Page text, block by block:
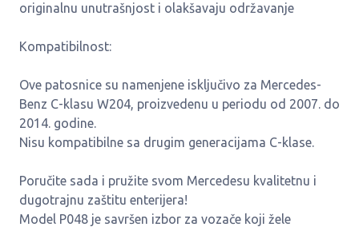
originalnu unutrašnjost i olakšavaju održavanje
Kompatibilnost:
Ove patosnice su namenjene isključivo za Mercedes-
Benz C-klasu W204, proizvedenu u periodu od 2007. do
2014. godine.
Nisu kompatibilne sa drugim generacijama C-klase.
Poručite sada i pružite svom Mercedesu kvalitetnu i
dugotrajnu zaštitu enterijera!
Model P048 je savršen izbor za vozače koji žele